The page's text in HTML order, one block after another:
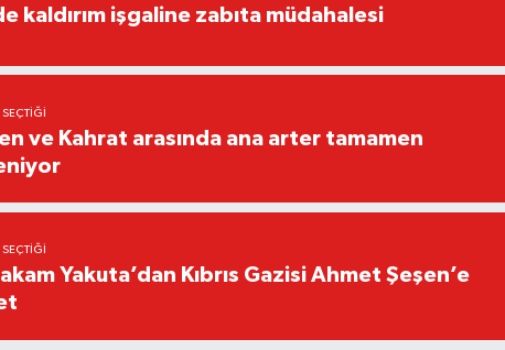
kaldırım işgaline zabıta müdahalesi
ve Kahrat arasında ana arter tamamen
Yakuta’dan Kıbrıs Gazisi Ahmet Şeşen’e